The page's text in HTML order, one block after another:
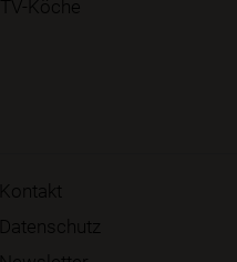
TV-Köche
Kontakt
Datenschutz